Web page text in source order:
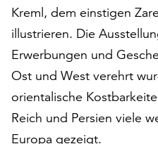
lediglich
zu
anonymen
Statistikzwecken
genutzt
werden.
Klicken
Kreml, dem einstigen
illustrieren. Die
Erwerbungen und
Ost und West verehrt
orientalische
Reich und Persien viele
Europa gezeigt.